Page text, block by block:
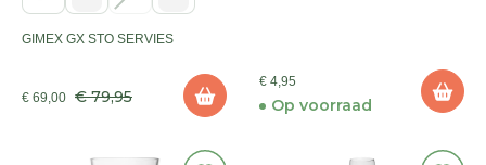
GIMEX GX STO SERVIES
€ 69,00 € 79,95
€ 4,95
Op voorraad